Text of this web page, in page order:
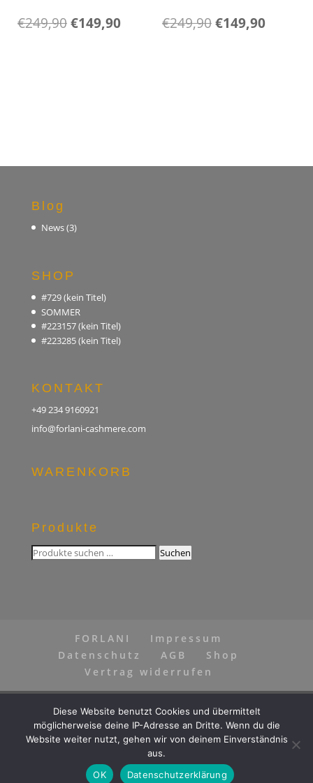
€249,90Ursprünglicher
€149,90 Aktueller
€249,90Ursprünglicher
€149,90
Blog
News(3)
SHOP
#729 (kein Titel)
SOMMER
#223157 (kein Titel)
#223285 (kein Titel)
KONTAKT
+49 234 9160921
info@forlani-cashmere.com
WARENKORB
Produkte
Suchen
nach: Suchen
FORLANI
Impressum
Datenschutz
AGB
Shop
Vertrag widerrufen
Vertrag widerrufen
Diese Website benutzt Cookies und übermittelt
möglicherweise deine IP-Adresse an Dritte. Wenn du die
Website weiter nutzt, gehen wir von deinem Einverständnis
aus.
OK
Datenschutzerklärung